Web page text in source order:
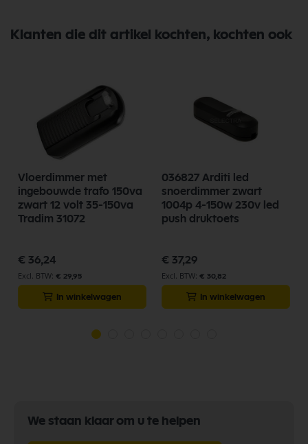
Klanten die dit artikel kochten, kochten ook
Vloerdimmer met
ingebouwde trafo 150va
zwart 12 volt 35-150va
Tradim 31072
€ 36,24
€ 29,95
In winkelwagen
036827 Arditi led
snoerdimmer zwart
1004p 4-150w 230v led
push druktoets
€ 37,29
€ 30,82
In winkelwagen
We staan klaar om u te helpen